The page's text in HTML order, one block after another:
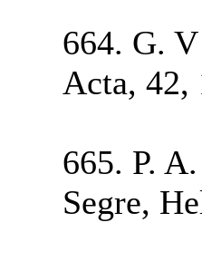
664. G.
Acta, 42,
665. P.
Segre,